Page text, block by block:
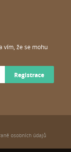
vím, že se mohu
Registrace
osobních údajů